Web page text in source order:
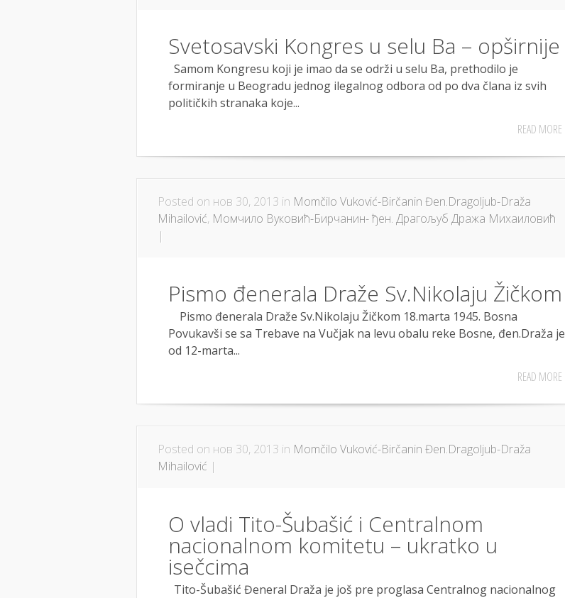
Svetosavski Kongres u selu Ba – opširnije
Samom Kongresu koji je imao da se održi u selu Ba, prethodilo je
formiranje u Beogradu jednog ilegalnog odbora od po dva člana iz svih
političkih stranaka koje...
READ MORE
Posted on нов 30, 2013 in Momčilo Vuković-Birčanin Đen.Dragoljub-Draža
Mihailović, Момчило Вуковић-Бирчанин- ђен. Драгољуб Дража Михаиловић
|
Pismo đenerala Draže Sv.Nikolaju Žičkom
Pismo đenerala Draže Sv.Nikolaju Žičkom 18.marta 1945. Bosna
Povukavši se sa Trebave na Vučjak na levu obalu reke Bosne, đen.Draža je
od 12-marta...
READ MORE
Posted on нов 30, 2013 in Momčilo Vuković-Birčanin Đen.Dragoljub-Draža
Mihailović |
O vladi Tito-Šubašić i Centralnom
nacionalnom komitetu – ukratko u
isečcima
Tito-Šubašić Đeneral Draža je još pre proglasa Centralnog nacionalnog